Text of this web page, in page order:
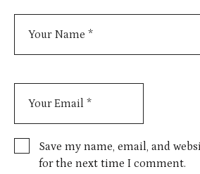
Save my name, email, and
for the next time I comment.